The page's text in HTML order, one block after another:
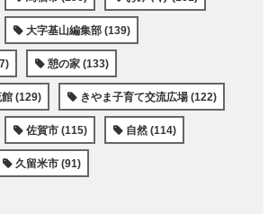
大字基山編集部 (139)
憩の家 (133)
(129) きやま子育て交流広場 (122)
佐賀市 (115) 自然 (114)
久留米市 (91)